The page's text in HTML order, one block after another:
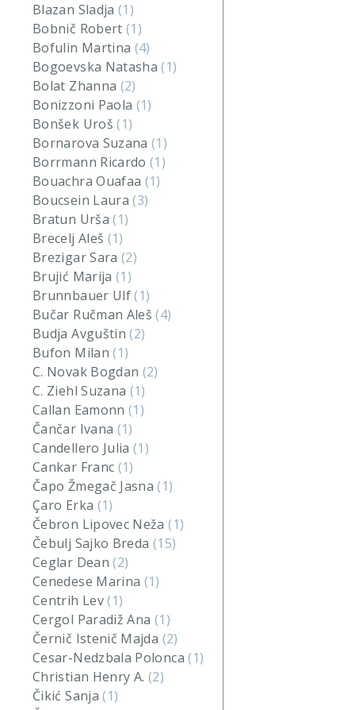
Blazan Sladja(1)
Bobnič Robert(1)
Bofulin Martina (4)
Bogoevska Natasha(1)
Bolat Zhanna (2)
Bonizzoni Paola (1)
Bonšek Uroš(1)
Bornarova Suzana(1)
Borrmann Ricardo(1)
Bouachra Ouafaa (1)
Boucsein Laura(3)
Bratun Urša(1)
Brecelj Aleš (1)
Brezigar Sara(2)
Brujić Marija(1)
Brunnbauer Ulf(1)
Bučar Ručman Aleš(4)
Budja Avguštin(2)
Bufon Milan(1)
C. Novak Bogdan (2)
C. Ziehl Suzana (1)
Callan Eamonn(1)
Čančar Ivana (1)
Candellero Julia(1)
Cankar Franc (1)
Čapo Žmegač Jasna(1)
Çaro Erka (1)
Čebron Lipovec Neža(1)
Čebulj Sajko Breda (15)
Ceglar Dean(2)
Cenedese Marina (1)
Centrih Lev(1)
Cergol Paradiž Ana (1)
Černič Istenič Majda (2)
Cesar-Nedzbala Polonca(1)
Christian Henry A. (2)
Čikić Sanja(1)